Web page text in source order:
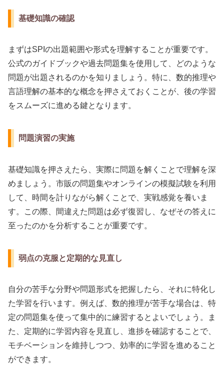
基礎知識の確認
まずはSPIの出題範囲や形式を理解することが重要です。
公式のガイドブックや過去問題集を使用して、どのような
問題が出題されるのかを知りましょう。特に、数的推理や
言語理解の基本的な概念を押さえておくことが、後の学習
をスムーズに進める鍵となります。
問題演習の実施
基礎知識を押さえたら、実際に問題を解くことで理解を深
めましょう。市販の問題集やオンラインの模擬試験を利用
して、時間を計りながら解くことで、実戦感覚を養いま
す。この際、間違えた問題は必ず復習し、なぜその答えに
至ったのかを分析することが重要です。
弱点の克服と定期的な見直し
自分の苦手な分野や問題形式を把握したら、それに特化し
た学習を行います。例えば、数的推理が苦手な場合は、特
定の問題集を使って集中的に練習するとよいでしょう。ま
た、定期的に学習内容を見直し、進捗を確認することで、
モチベーションを維持しつつ、効率的に学習を進めること
ができます。